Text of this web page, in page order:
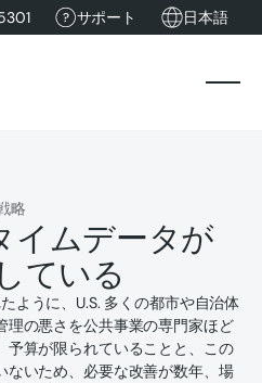
サポート 日本語
略
イムデータが
ている
ように、U.S. 多くの都市や自治体
理の悪さを公共事業の専門家ほど
予算が限られていることと、この
ないため、必要な改善が数年、場